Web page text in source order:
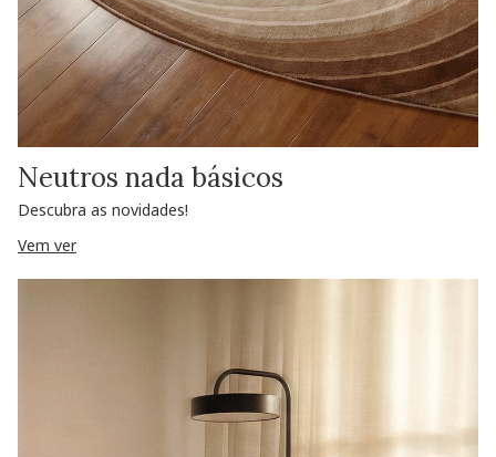
Neutros nada básicos
Descubra as novidades!
Vem ver